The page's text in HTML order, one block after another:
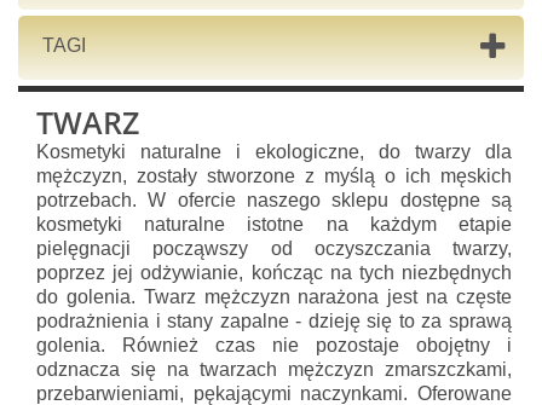
TAGI
TWARZ
Kosmetyki naturalne i ekologiczne, do twarzy dla
mężczyzn, zostały stworzone z myślą o ich męskich
potrzebach. W ofercie naszego sklepu dostępne są
kosmetyki naturalne istotne na każdym etapie
pielęgnacji począwszy od oczyszczania twarzy,
poprzez jej odżywianie, kończąc na tych niezbędnych
do golenia. Twarz mężczyzn narażona jest na częste
podrażnienia i stany zapalne - dzieję się to za sprawą
golenia. Również czas nie pozostaje obojętny i
odznacza się na twarzach mężczyzn zmarszczkami,
przebarwieniami, pękającymi naczynkami. Oferowane